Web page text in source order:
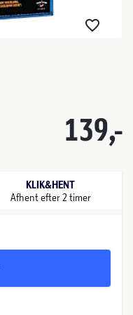
139,-
KLIK&HENT
Afhent efter 2 timer